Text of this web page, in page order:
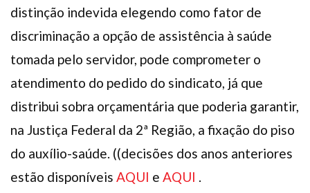
distinção indevida elegendo como fator de
discriminação a opção de assistência à saúde
tomada pelo servidor, pode comprometer o
atendimento do pedido do sindicato, já que
distribui sobra orçamentária que poderia garantir,
na Justiça Federal da 2ª Região, a fixação do piso
do auxílio-saúde. ((decisões dos anos anteriores
estão disponíveis AQUI e AQUI .